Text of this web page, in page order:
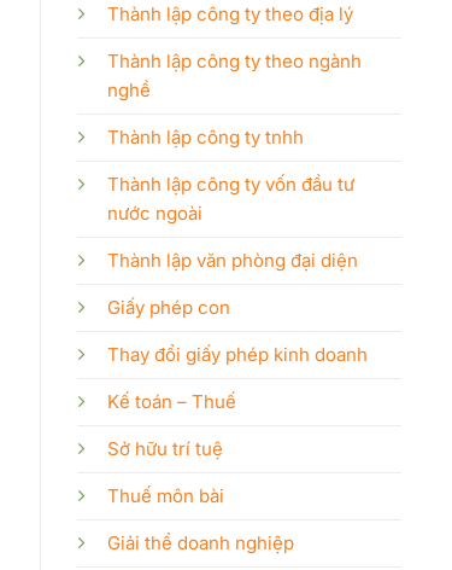
Thành lập công ty theo địa lý
Thành lập công ty theo ngành
nghề
Thành lập công ty tnhh
Thành lập công ty vốn đầu tư
nước ngoài
Thành lập văn phòng đại diện
Giấy phép con
Thay đổi giấy phép kinh doanh
Kế toán – Thuế
Sở hữu trí tuệ
Thuế môn bài
Giải thể doanh nghiệp